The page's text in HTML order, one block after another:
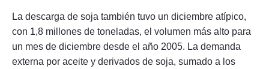
La descarga de soja también tuvo un diciembre atípico,
con 1,8 millones de toneladas, el volumen más alto para
un mes de diciembre desde el año 2005. La demanda
externa por aceite y derivados de soja, sumado a los